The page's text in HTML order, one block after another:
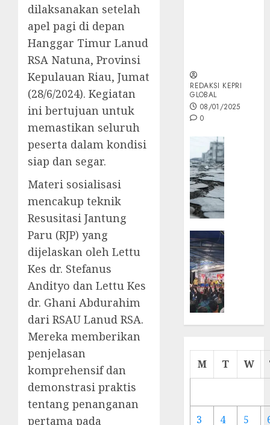
dilaksanakan setelah
apel pagi di depan
Hanggar Timur Lanud
RSA Natuna, Provinsi
Kepulauan Riau, Jumat
(28/6/2024). Kegiatan
ini bertujuan untuk
memastikan seluruh
peserta dalam kondisi
siap dan segar.
Materi sosialisasi
mencakup teknik
Resusitasi Jantung
Paru (RJP) yang
dijelaskan oleh Lettu
Kes dr. Stefanus
Andityo dan Lettu Kes
dr. Ghani Abdurahim
dari RSAU Lanud RSA.
Mereka memberikan
penjelasan
komprehensif dan
demonstrasi praktis
tentang penanganan
pertama pada
REDAKSI KEPRI
GLOBAL
08/01/2025
0
Cermin
Ibu
M T W
3 4 5